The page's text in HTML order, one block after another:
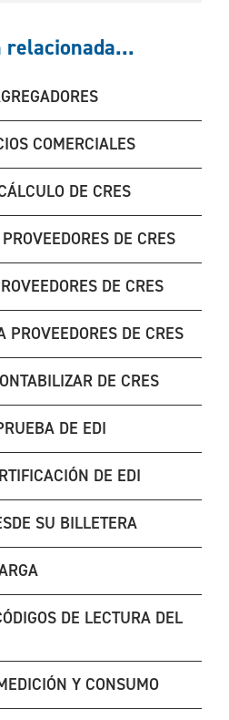
COMERCIALES
DE CRES
DE CRES
DE CRES
PROVEEDORES DE CRES
DE CRES
DE EDI
DE EDI
SU BILLETERA
DE LECTURA DEL
Y CONSUMO